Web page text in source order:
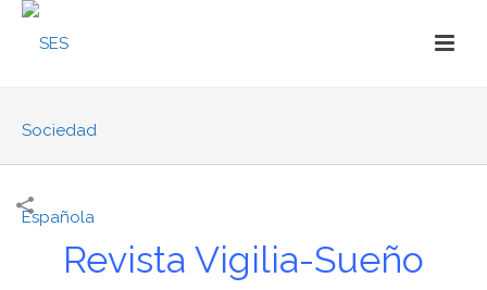
Revista Vigilia-Sueño